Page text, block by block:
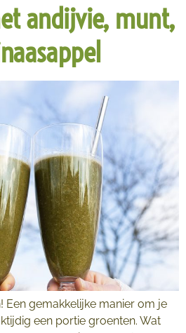
andijvie, munt,
Een gemakkelijke manier om je
een portie groenten. Wat